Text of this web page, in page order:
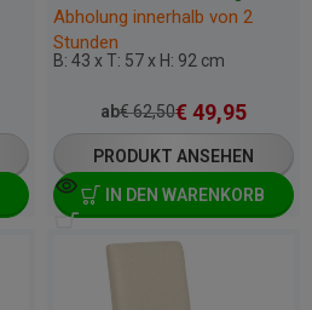
Abholung innerhalb von 2
Stunden
B: 43 x T: 57 x H: 92 cm
ab€62,50€ 49,95
PRODUKT ANSEHEN
IN DEN WARENKORB